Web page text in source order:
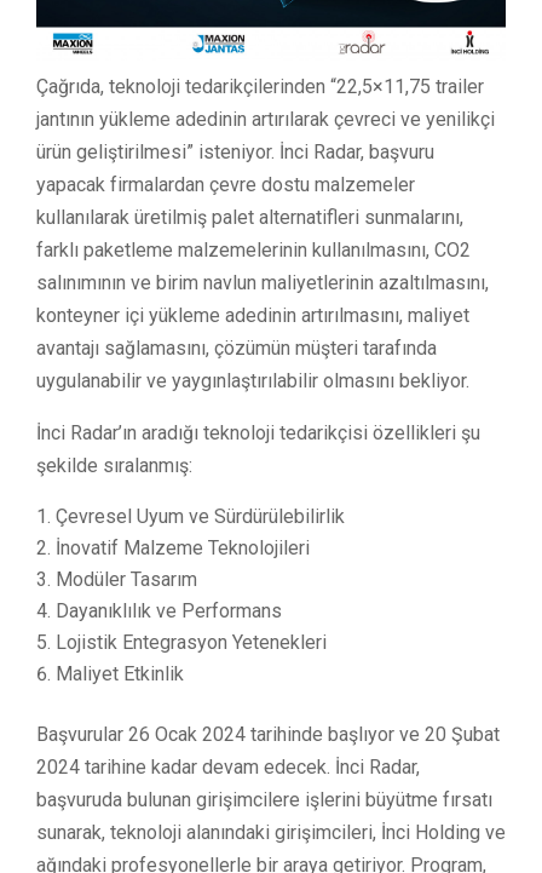
Çağrıda, teknoloji tedarikçilerinden “22,5×11,75 trailer
jantının yükleme adedinin artırılarak çevreci ve yenilikçi
ürün geliştirilmesi” isteniyor. İnci Radar, başvuru
yapacak firmalardan çevre dostu malzemeler
kullanılarak üretilmiş palet alternatifleri sunmalarını,
farklı paketleme malzemelerinin kullanılmasını, CO2
salınımının ve birim navlun maliyetlerinin azaltılmasını,
konteyner içi yükleme adedinin artırılmasını, maliyet
avantajı sağlamasını, çözümün müşteri tarafında
uygulanabilir ve yaygınlaştırılabilir olmasını bekliyor.
İnci Radar’ın aradığı teknoloji tedarikçisi özellikleri şu
şekilde sıralanmış:
Çevresel Uyum ve Sürdürülebilirlik
İnovatif Malzeme Teknolojileri
Modüler Tasarım
Dayanıklılık ve Performans
Lojistik Entegrasyon Yetenekleri
Maliyet Etkinlik
Başvurular 26 Ocak 2024 tarihinde başlıyor ve 20 Şubat
2024 tarihine kadar devam edecek. İnci Radar,
başvuruda bulunan girişimcilere işlerini büyütme fırsatı
sunarak, teknoloji alanındaki girişimcileri, İnci Holding ve
ağındaki profesyonellerle bir araya getiriyor. Program,